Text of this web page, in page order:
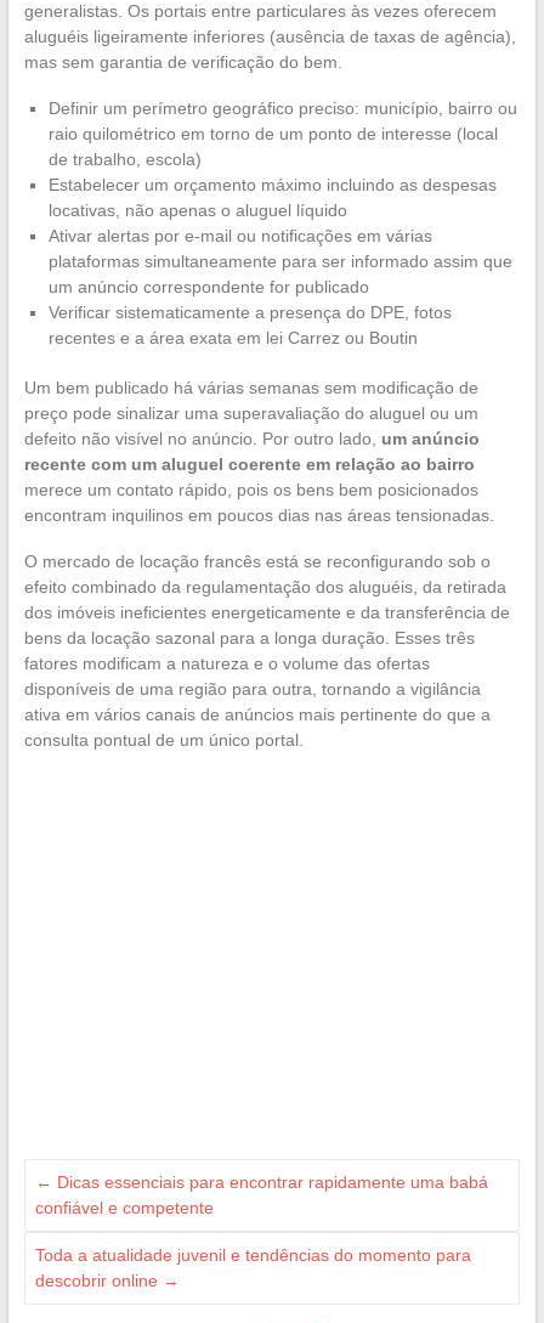
generalistas. Os portais entre particulares às vezes oferecem
aluguéis ligeiramente inferiores (ausência de taxas de agência),
mas sem garantia de verificação do bem.
Definir um perímetro geográfico preciso: município, bairro ou
raio quilométrico em torno de um ponto de interesse (local
de trabalho, escola)
Estabelecer um orçamento máximo incluindo as despesas
locativas, não apenas o aluguel líquido
Ativar alertas por e-mail ou notificações em várias
plataformas simultaneamente para ser informado assim que
um anúncio correspondente for publicado
Verificar sistematicamente a presença do DPE, fotos
recentes e a área exata em lei Carrez ou Boutin
Um bem publicado há várias semanas sem modificação de
preço pode sinalizar uma superavaliação do aluguel ou um
defeito não visível no anúncio. Por outro lado, um anúncio
recente com um aluguel coerente em relação ao bairro
merece um contato rápido, pois os bens bem posicionados
encontram inquilinos em poucos dias nas áreas tensionadas.
O mercado de locação francês está se reconfigurando sob o
efeito combinado da regulamentação dos aluguéis, da retirada
dos imóveis ineficientes energeticamente e da transferência de
bens da locação sazonal para a longa duração. Esses três
fatores modificam a natureza e o volume das ofertas
disponíveis de uma região para outra, tornando a vigilância
ativa em vários canais de anúncios mais pertinente do que a
consulta pontual de um único portal.
← Dicas essenciais para encontrar rapidamente uma babá
confiável e competente
Toda a atualidade juvenil e tendências do momento para
descobrir online →